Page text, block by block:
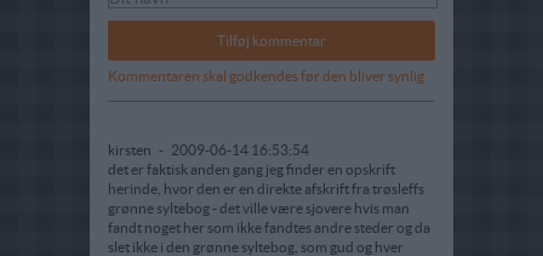
Kommentaren skal godkendes før den bliver synlig
kirsten - 2009-06-14 16:53:54
det er faktisk anden gang jeg finder en opskrift
herinde, hvor den er en direkte afskrift fra trøsleffs
grønne syltebog - det ville være sjovere hvis man
fandt noget her som ikke fandtes andre steder og da
slet ikke i den grønne syltebog, som gud og hver